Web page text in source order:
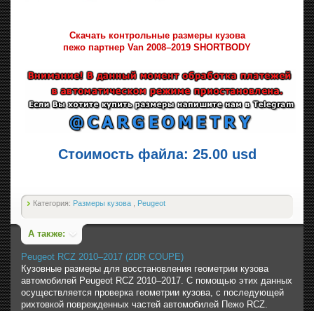
Скачать контрольные размеры кузова
пежо партнер Van 2008–2019 SHORTBODY
Стоимость файла: 25.00 usd
Категория: Размеры кузова Peugeot
А также:
Peugeot RCZ 2010–2017 (2DR COUPE)
Кузовные размеры для восстановления геометрии кузова
автомобилей Peugeot RCZ 2010–2017. С помощью этих данных
осуществляется проверка геометрии кузова, с последующей
рихтовкой поврежденных частей автомобилей Пежо RCZ.